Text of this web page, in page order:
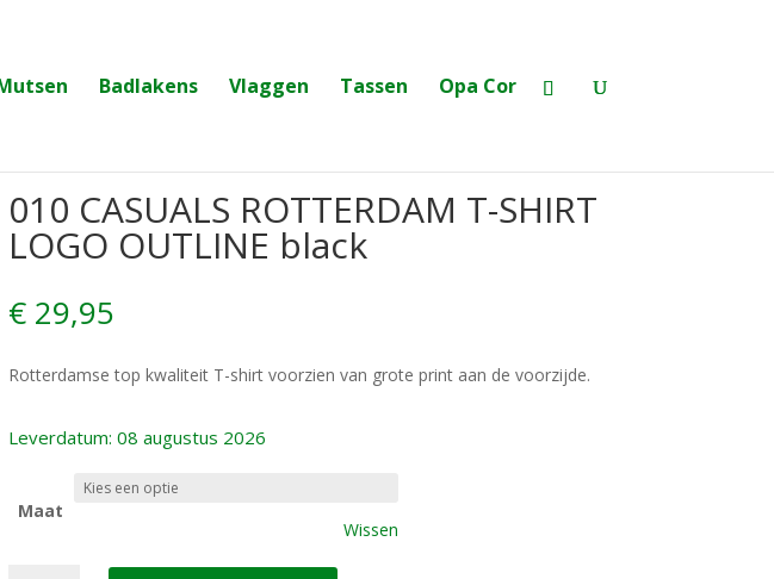
Badlakens Vlaggen Tassen Opa Cor
010 CASUALS ROTTERDAM T-SHIRT
LOGO OUTLINE black
€29,95
Rotterdamse top kwaliteit T-shirt voorzien van grote print aan de voorzijde.
Leverdatum: 08 augustus 2026
Maat
Wissen